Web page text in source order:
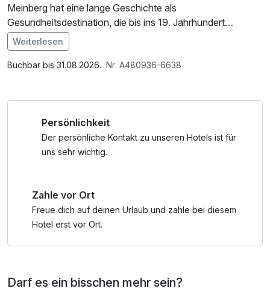
Meinberg hat eine lange Geschichte als
Gesundheitsdestination, die bis ins 19. Jahrhundert
zurückreicht. Die Region ist von einer wunderschönen
Natur geprägt, die sich ideal für Erholung und Entspannung
eignet.
schönen Spazierwegen ein beliebter Ort für Besucher ist.
Hier finden oft Veranstaltungen und Konzerte statt, die zur
lebendigen Atmosphäre des Ortes beitragen. Die Stadt
Kurgästen und Erholungssuchenden ausgerichtet sind.
Die Umgebung von Bad Meinberg ist reich an Natur und
und bieten eine Vielzahl von Wanderwegen mit
Im Angebot enthalten
1 Flasche Mineralwasser, Saunabenutzung, Saunatuch,
Weiterlesen
Buchbar bis 31.08.2026. Nr: A480936-6638
Persönlichkeit
Der persönliche Kontakt zu unseren Hotels ist für
uns sehr wichtig.
Zahle vor Ort
Freue dich auf deinen Urlaub und zahle bei diesem
Hotel erst vor Ort.
Darf es ein bisschen mehr sein?